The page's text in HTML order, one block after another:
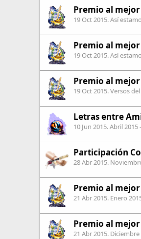
Premio al
19 Oct 2015. Así
Premio al
19 Oct 2015. Así
Premio al
19 Oct 2015. Versos
Letras entre
10 Jun 2015. Abril
Participación
28 Abr 2015.
Premio al
21 Abr 2015. Enero
Premio al
21 Abr 2015.